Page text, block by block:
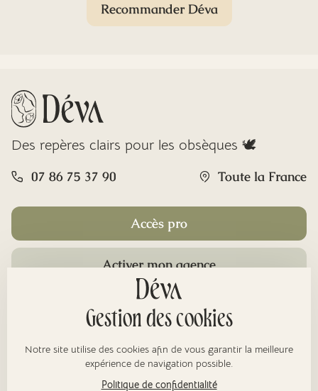
Recommander Déva
Des repères clairs pour les obsèques 🕊️
07 86 75 37 90 Toute la France
Accès pro
Activer mon agence
Gestion des cookies
Notre site utilise des cookies afin de vous garantir la meilleure
expérience de navigation possible.
Politique de confidentialité